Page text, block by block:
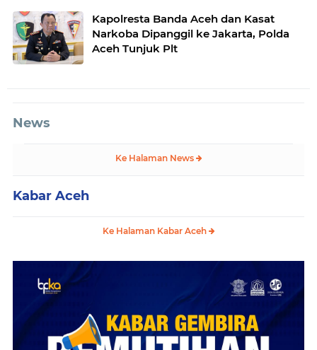
Kapolresta Banda Aceh dan Kasat
Narkoba Dipanggil ke Jakarta, Polda
Aceh Tunjuk Plt
News
Ke Halaman News
Kabar Aceh
Ke Halaman Kabar Aceh